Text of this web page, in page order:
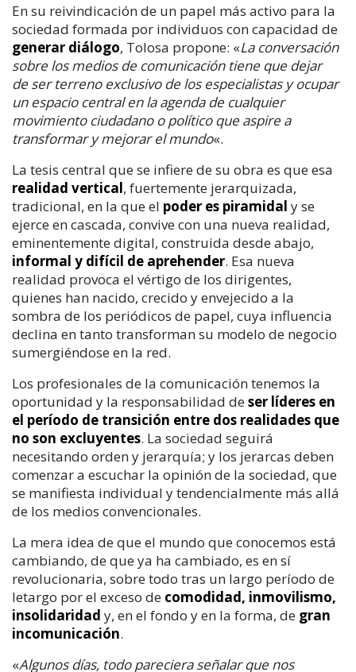
En su reivindicación de un papel más activo para la
sociedad formada por individuos con capacidad de
generar diálogo, Tolosa propone: «La conversación
sobre los medios de comunicación tiene que dejar
de ser terreno exclusivo de los especialistas y ocupar
un espacio central en la agenda de cualquier
movimiento ciudadano o político que aspire a
transformar y mejorar el mundo«.
La tesis central que se infiere de su obra es que esa
realidad vertical, fuertemente jerarquizada,
tradicional, en la que el poder es piramidal y se
ejerce en cascada, convive con una nueva realidad,
eminentemente digital, construida desde abajo,
informal y difícil de aprehender. Esa nueva
realidad provoca el vértigo de los dirigentes,
quienes han nacido, crecido y envejecido a la
sombra de los periódicos de papel, cuya influencia
declina en tanto transforman su modelo de negocio
sumergiéndose en la red.
Los profesionales de la comunicación tenemos la
oportunidad y la responsabilidad de ser líderes en
el período de transición entre dos realidades que
no son excluyentes. La sociedad seguirá
necesitando orden y jerarquía; y los jerarcas deben
comenzar a escuchar la opinión de la sociedad, que
se manifiesta individual y tendencialmente más allá
de los medios convencionales.
La mera idea de que el mundo que conocemos está
cambiando, de que ya ha cambiado, es en sí
revolucionaria, sobre todo tras un largo período de
letargo por el exceso de comodidad, inmovilismo,
insolidaridad y, en el fondo y en la forma, de gran
incomunicación.
«Algunos días, todo pareciera señalar que nos